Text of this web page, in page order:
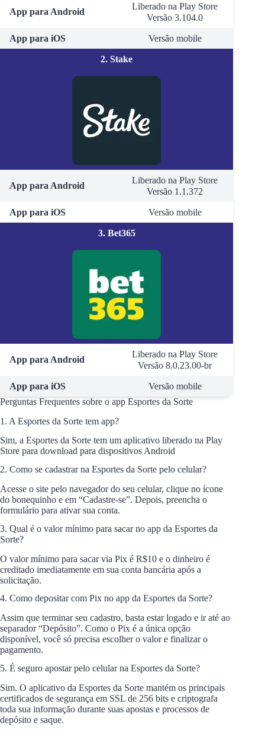
App para Android
Liberado na Play Store
Versão 3.104.0
App para iOS Versão mobile
2. Stake
App para Android
Liberado na Play Store
Versão 1.1.372
App para iOS Versão mobile
3. Bet365
App para Android
Liberado na Play Store
Versão 8.0.23.00-br
App para iOS
Versão mobile
Perguntas Frequentes sobre o app Esportes da Sorte
1. A Esportes da Sorte tem app?
Sim, a Esportes da Sorte tem um aplicativo liberado na Play
Store para download para dispositivos Android
2. Como se cadastrar na Esportes da Sorte pelo celular?
Acesse o site pelo navegador do seu celular, clique no ícone
do bonequinho e em “Cadastre-se”. Depois, preencha o
formulário para ativar sua conta.
3. Qual é o valor mínimo para sacar no app da Esportes da
Sorte?
O valor mínimo para sacar via Pix é R$10 e o dinheiro é
creditado imediatamente em sua conta bancária após a
solicitação.
4. Como depositar com Pix no app da Esportes da Sorte?
Assim que terminar seu cadastro, basta estar logado e ir até ao
separador “Depósito”. Como o Pix é a única opção
disponível, você só precisa escolher o valor e finalizar o
pagamento.
5. É seguro apostar pelo celular na Esportes da Sorte?
Sim. O aplicativo da Esportes da Sorte mantém os principais
certificados de segurança em SSL de 256 bits e criptografa
toda sua informação durante suas apostas e processos de
depósito e saque.